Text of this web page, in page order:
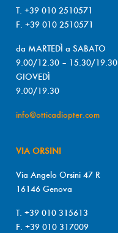
T. +39 010 2510571
F. +39 010 2510571
da MARTEDÌ a SABATO
9.00/12.30 – 15.30/19.30
GIOVEDÌ
9.00/19.30
info@otticadiopter.com
VIA ORSINI
Via Angelo Orsini 47 R
16146 Genova
T. +39 010 315613
F. +39 010 317009